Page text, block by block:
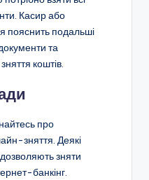
Касир або
пояснить подальші
та
коштів.
про
зняття. Деякі
зняти
банкінг.